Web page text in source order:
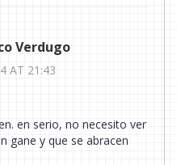
Verdugo
AT 21:43
en serio, no necesito ver
gane y que se abracen